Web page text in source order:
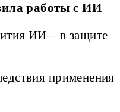
работы с ИИ
ИИ – в защите
применения